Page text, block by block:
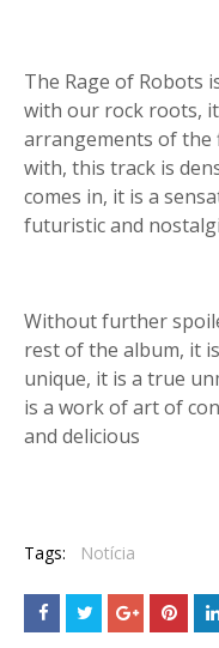
The Rage of Robots
with our rock roots,
arrangements of the
with, this track is
comes in, it is a
futuristic and
Without further
rest of the album, it
unique, it is a true
is a work of art of
and delicious
Tags: Notícia